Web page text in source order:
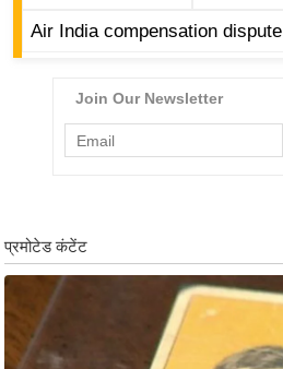
ग
ली
वु
फि
ल्म
Air India compensation dispute